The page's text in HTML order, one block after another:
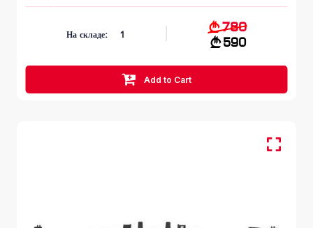
На складе: 1
780
590
Add to Cart